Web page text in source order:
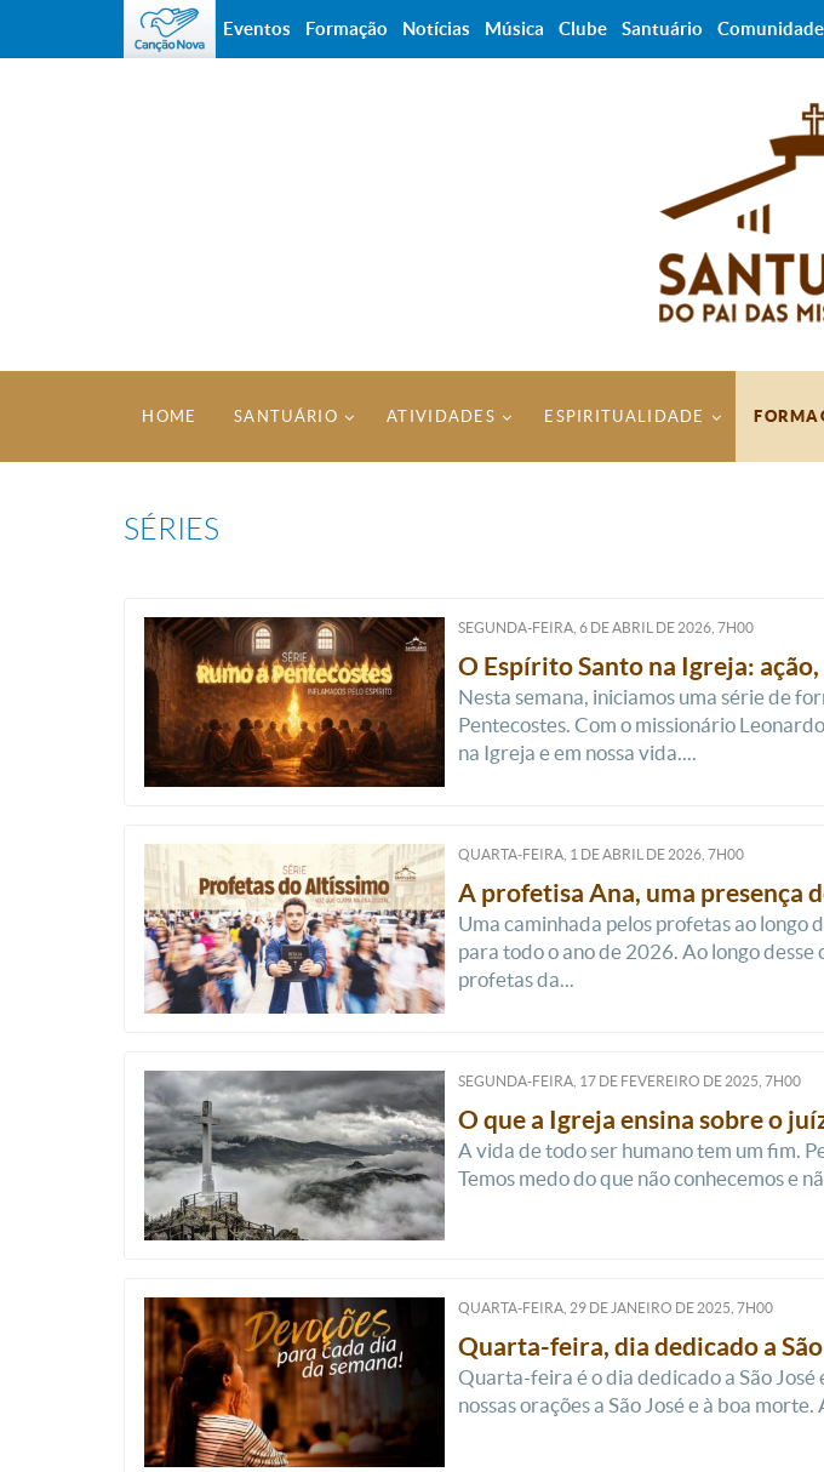
HOME SANTUÁRIO ATIVIDADES ESPIRITUALIDADE
SÉRIES
SEGUNDA-FEIRA, 6 DEABRIL DE 2026, 7H00
O Espírito Santo na Igreja: ação,
Nesta semana, iniciamos uma série de
Pentecostes. Com o missionário
na Igreja e em nossa vida....
QUARTA-FEIRA, 1 DEABRIL DE 2026, 7H00
A profetisa Ana, uma presença
Uma caminhada pelos profetas ao longo
para todo o ano de 2026. Ao longo
profetas da...
SEGUNDA-FEIRA, 17 DE FEVEREIRO DE 2025, 7H00
O que a Igreja ensina sobre o
A vida de todo ser humano tem um fim.
Temos medo do que não conhecemos e
QUARTA-FEIRA, 29 DE JANEIRO DE 2025, 7H00
Quarta-feira, dia dedicado a São
Quarta-feira é o dia dedicado a São
nossas orações a São José e à boa
Eventos Formação Notícias Música Clube Santuário Comunidade